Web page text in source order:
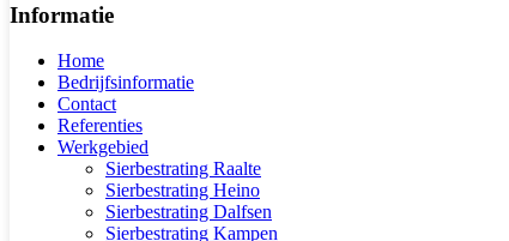
Informatie
Home
Bedrijfsinformatie
Contact
Referenties
Werkgebied
Sierbestrating Raalte
Sierbestrating Heino
Sierbestrating Dalfsen
Sierbestrating Kampen